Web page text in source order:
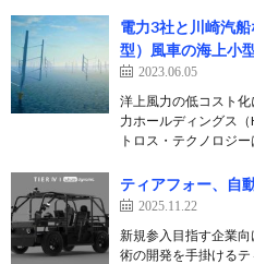
電力3社と川崎汽
型）風車の海上小
2023.06.05
洋上風力の低コスト
力ホールディングス
トロス・テクノロジ
ティアフォー、自
2025.11.22
新規参入目指す企業
術の開発を手掛ける